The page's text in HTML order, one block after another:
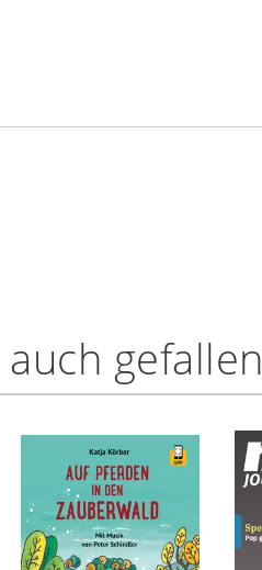
gefallen